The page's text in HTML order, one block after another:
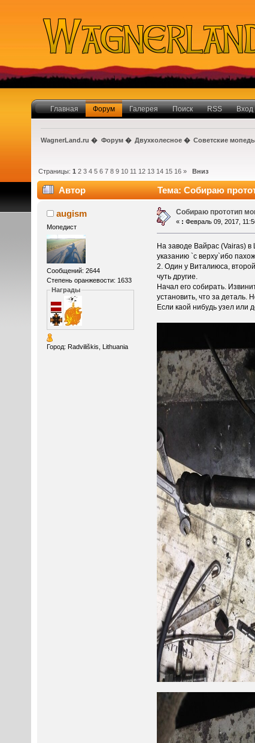
Главная Форум Галерея Поиск RSS Вход
WagnerLand.ru � Форум� Двухколесное� Советские
Страницы:1 2 3 4 5 6 7 8 9 10 11 12 13 14 15 16 » Вниз
Автор Тема: Собираю
augism
Мопедист
Сообщений: 2644
Степень оранжевости: 1633
Награды
Город: Radviliškis, Lithuania
Собираю прототип
« : Февраль 09, 2017,
На заводе Вайрас (Vairas)
указанию `с верху`ибо
2. Один у Виталиюса,
чуть другие.
Начал его собирать.
установить, что за деталь.
Если каой нибудь узел или